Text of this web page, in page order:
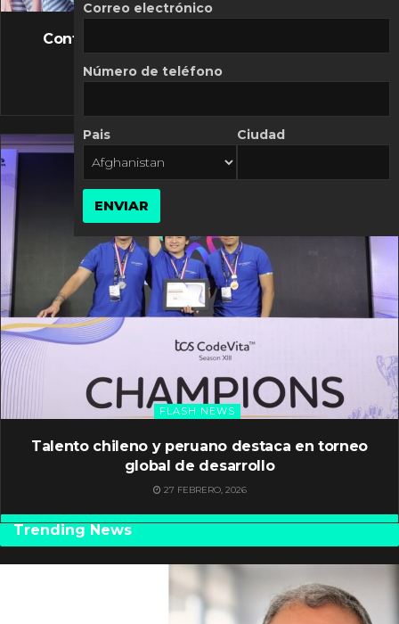
FLASH NEWS
Controversia de Mercado Libre por costos
10 MARZO, 2026
FLASH NEWS
Talento chileno y peruano destaca en torneo
global de desarrollo
27 FEBRERO, 2026
Trending News
Correo electrónico
Número de teléfono
Pais Ciudad
ENVIAR